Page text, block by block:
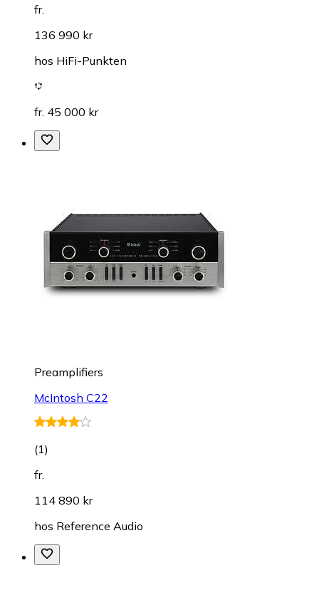
fr.
136 990 kr
hos HiFi-Punkten
fr. 45 000 kr
Preamplifiers
McIntosh C22
(1)
fr.
114 890 kr
hos Reference Audio